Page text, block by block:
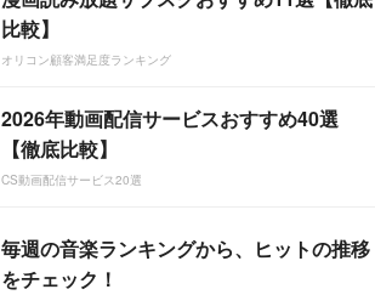
比較】
オリコン顧客満足度ランキング
2026年動画配信サービスおすすめ40選
【徹底比較】
CS動画配信サービス20選
毎週の音楽ランキングから、ヒットの推移
をチェック！